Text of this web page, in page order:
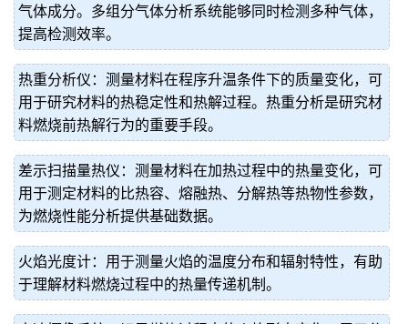
气体成分。多组分气体分析系统能够同时检测多种气体，
提高检测效率。
热重分析仪：测量材料在程序升温条件下的质量变化，可
用于研究材料的热稳定性和热解过程。热重分析是研究材
料燃烧前热解行为的重要手段。
差示扫描量热仪：测量材料在加热过程中的热量变化，可
用于测定材料的比热容、熔融热、分解热等热物性参数，
为燃烧性能分析提供基础数据。
火焰光度计：用于测量火焰的温度分布和辐射特性，有助
于理解材料燃烧过程中的热量传递机制。